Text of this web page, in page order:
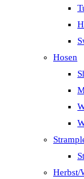
Hosen
Herbst/